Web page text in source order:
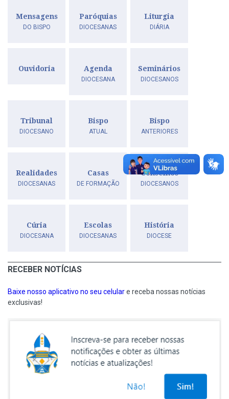
Mensagens
DO BISPO
Paróquias
DIOCESANAS
Liturgia
DIÁRIA
Ouvidoria Agenda
DIOCESANA
Seminários
DIOCESANOS
Tribunal
DIOCESANO
Bispo
ATUAL
Bispo
ANTERIORES
Realidades
DIOCESANAS
Casas
DE FORMAÇÃO
Conselhos
DIOCESANOS
Cúria
DIOCESANA
Escolas
DIOCESANAS
História
DIOCESE
RECEBER NOTÍCIAS
Baixe nosso aplicativo no seu celulare receba nossas notícias
exclusivas!